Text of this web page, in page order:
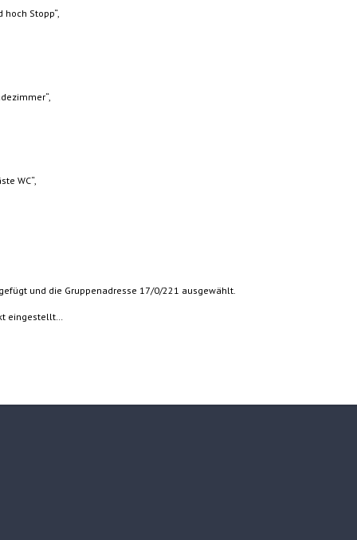
hoch Stopp“,
WC“,
und die Gruppenadresse 17/0/221 ausgewählt.
eingestellt…